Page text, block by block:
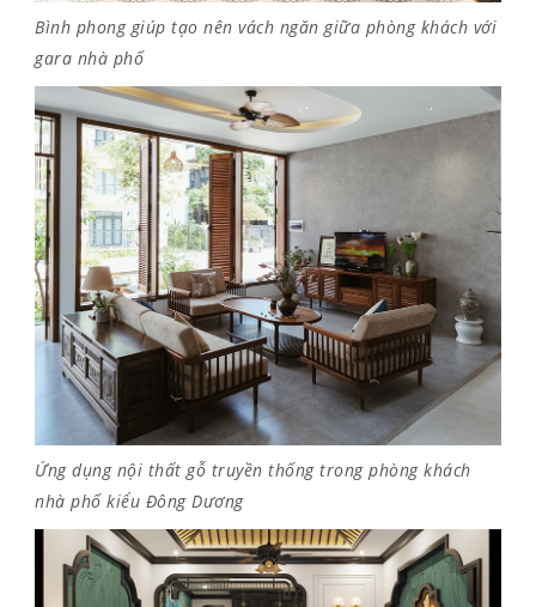
Bình phong giúp tạo nên vách ngăn giữa phòng khách với
gara nhà phố
Ứng dụng nội thất gỗ truyền thống trong phòng khách
nhà phố kiểu Đông Dương